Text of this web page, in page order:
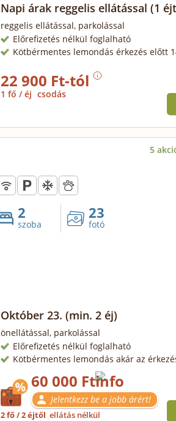
Napi árak reggelis ellátással (1
reggelis ellátással, parkolással
Előrefizetés nélkül foglalható
Kötbérmentes lemondás érkezés előtt
22 900 Ft-tól
1 fő / éj csodás
5
2
szoba
23
fotó
Október 23. (min. 2 éj)
önellátással, parkolással
Előrefizetés nélkül foglalható
Kötbérmentes lemondás akár az
60 000 Ft
Jelentkezz be a jobb árért!
2 fő / 2 éjtől ellátás nélkül